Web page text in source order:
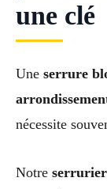
une clé
Une serrure
nécessite
Notre serrurier